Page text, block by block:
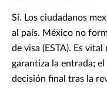
Sí. Los ciudadanos
al país. México no
de visa (ESTA). Es
garantiza la entrada;
decisión final tras la